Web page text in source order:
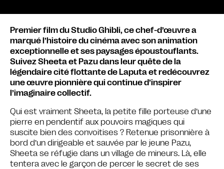
Premier film du Studio Ghibli, ce chef-d’œuvre a
marqué l’histoire du cinéma avec son animation
exceptionnelle et ses paysages époustouflants.
Suivez Sheeta et Pazu dans leur quête de la
légendaire cité flottante de Laputa et redécouvrez
une œuvre pionnière qui continue d’inspirer
l’imaginaire collectif.
Qui est vraiment Sheeta, la petite fille porteuse d’une
pierre en pendentif aux pouvoirs magiques qui
suscite bien des convoitises ? Retenue prisonnière à
bord d’un dirigeable et sauvée par le jeune Pazu,
Sheeta se réfugie dans un village de mineurs. Là, elle
tentera avec le garçon de percer le secret de ses